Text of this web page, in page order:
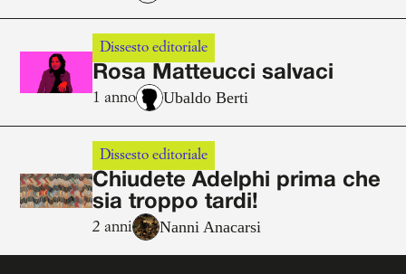
Dissesto editoriale
Rosa Matteucci salvaci
1 anno Ubaldo Berti
Dissesto editoriale
Chiudete Adelphi prima che
sia troppo tardi!
2 anni Nanni Anacarsi